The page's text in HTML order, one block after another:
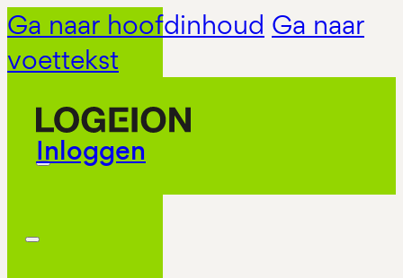
Ga naar hoofdinhoud Ga naar
voettekst
Inloggen